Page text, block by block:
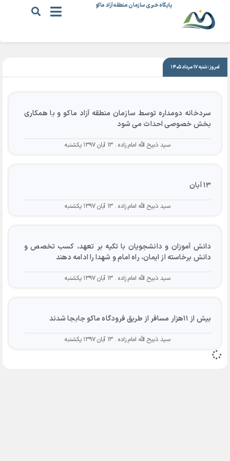
پایگاه خبری سازمان منطقه آزاد ماکو
|۱۳ آبان ۱۳۹۷
امروز: شنبه ۱۷ مرداد ۱۴۰۵
سردخانه دومداره توسط سازمان منطقه آزاد ماکو و با همکاری
بخش خصوصی احداث می شود
سید ذبیح الله امام زاده ۱۳ آبان ۱۳۹۷ یکشنبه
۱۳ آبان
سید ذبیح الله امام زاده ۱۳ آبان ۱۳۹۷ یکشنبه
دانش آموزان و دانشجویان با تکیه بر تعهد، کسب تخصص و
دانش برخاسته از ایمان، راه امام و شهدا را ادامه دهند
سید ذبیح الله امام زاده ۱۳ آبان ۱۳۹۷ یکشنبه
بیش از ۱۱هزار مسافر از طریق فرودگاه ماکو جابجا شدند
سید ذبیح الله امام زاده ۱۳ آبان ۱۳۹۷ یکشنبه